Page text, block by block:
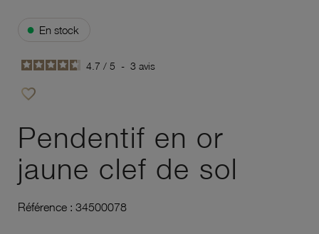
● En stock
4.7 / 5 - 3 avis
favorite_border
Pendentif en or
jaune clef de sol
Référence : 34500078